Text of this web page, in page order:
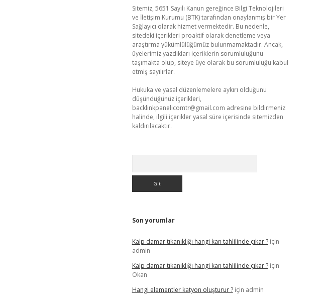
Sitemiz, 5651 Sayılı Kanun gereğince Bilgi Teknolojileri
ve İletişim Kurumu (BTK) tarafından onaylanmış bir Yer
Sağlayıcı olarak hizmet vermektedir. Bu nedenle,
sitedeki içerikleri proaktif olarak denetleme veya
araştırma yükümlülüğümüz bulunmamaktadır. Ancak,
üyelerimiz yazdıkları içeriklerin sorumluluğunu
taşımakta olup, siteye üye olarak bu sorumluluğu kabul
etmiş sayılırlar.
Hukuka ve yasal düzenlemelere aykırı olduğunu
düşündüğünüz içerikleri,
backlinkpanelicomtr@gmail.com adresine bildirmeniz
halinde, ilgili içerikler yasal süre içerisinde sitemizden
kaldırılacaktır.
Son yorumlar
Kalp damar tıkanıklığı hangi kan tahlilinde çıkar ?için
admin
Kalp damar tıkanıklığı hangi kan tahlilinde çıkar ?için
Okan
Hangi elementler katyon oluşturur ?için admin